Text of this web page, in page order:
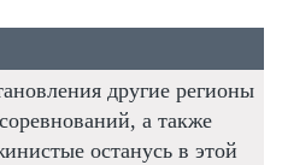
другие регионы
а также
останусь в этой